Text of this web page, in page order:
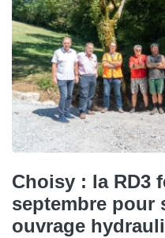
Choisy : la RD3
septembre pour
ouvrage